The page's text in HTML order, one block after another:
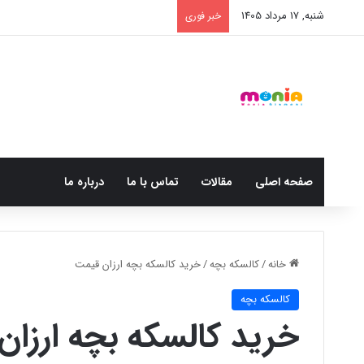
شنبه, 17 مرداد 1405 خبر فوری
صفحه اصلی مقالات تماس با ما درباره ما
خانه/کالسکه بچه/خرید کالسکه بچه ارزان قیمت
کالسکه بچه
خرید کالسکه بچه